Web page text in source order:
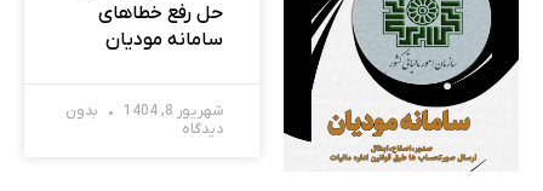
حل رفع خطاهای
سامانه مودیان
شهریور 8, 1404
بدون
دیدگاه